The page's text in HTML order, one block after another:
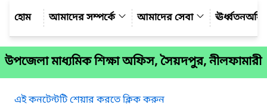
আমাদের সম্পর্কে
আমাদের সেবা
উপজেলা মাধ্যমিক শিক্ষা অফিস, সৈয়দপুর, নীলফামারী
এই কনটেন্টটি শেয়ার করতে ক্লিক করুন